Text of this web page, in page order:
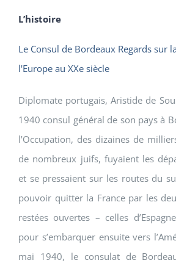
L’histoire
Le Consul de Bordeaux Regards sur
l'Europe au XXe siècle
Diplomate portugais, Aristide de
1940 consul général de son pays à
l’Occupation, des dizaines de
de nombreux juifs, fuyaient les
et se pressaient sur les routes du
pouvoir quitter la France par les
restées ouvertes – celles
pour s’embarquer ensuite vers
mai 1940, le consulat de